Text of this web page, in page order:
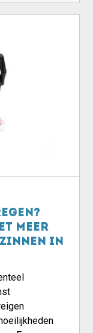
meer
in